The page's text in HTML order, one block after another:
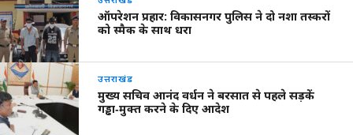
ऑपरेशन प्रहार: विकासनगर पुलिस ने दो नशा तस्करों
को स्मैक के साथ धरा
उत्तराखंड
मुख्य सचिव आनंद वर्धन ने बरसात से पहले सड़कें
गड्ढा‑मुक्त करने के दिए आदेश